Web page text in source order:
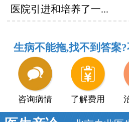
医院引进和培养了一...
生病不能拖,找不到答案?
咨询病情 了解费用